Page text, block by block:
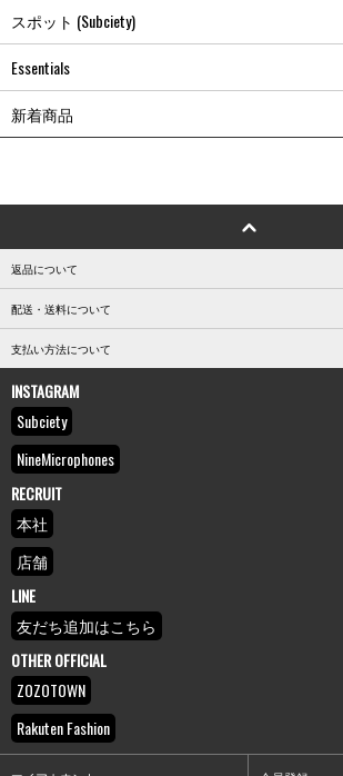
スポット (Subciety)
Essentials
新着商品
返品について
配送・送料について
支払い方法について
INSTAGRAM
Subciety
NineMicrophones
RECRUIT
本社
店舗
LINE
友だち追加はこちら
OTHER OFFICIAL
ZOZOTOWN
Rakuten Fashion